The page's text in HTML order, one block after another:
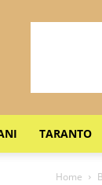
TARANTO
Home